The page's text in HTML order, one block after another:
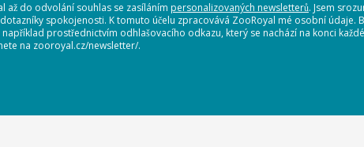
až do odvolání souhlas se zasíláním personalizovaných newsletterů. Jsem
spokojenosti. K tomuto účelu zpracovává ZooRoyal mé osobní údaje.
prostřednictvím odhlašovacího odkazu, který se nachází na konci
na zooroyal.cz/newsletter/.